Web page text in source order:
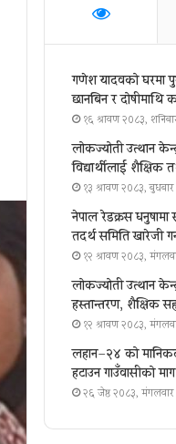
गणेश यादवको घरमा
छानबिन र दोषीमाथि
१६ श्रावण २०८३,
लोकज्योती उत्थान
विद्यार्थीलाई
१३ श्रावण २०८३,
नेपाल रेडक्रस धनुषामा
तदर्थ समिति खारेजी
१२ श्रावण २०८३,
लोकज्योती उत्थान
हस्तान्तरण, शैक्षिक
१२ श्रावण २०८३,
लहान–२४ को
हटाउन गाउँवासीको
२६ जेष्ठ २०८३,